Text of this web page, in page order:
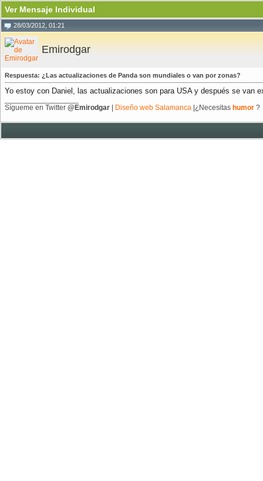
Ver Mensaje Individual
28/03/2012, 01:21
Emirodgar
Respuesta: ¿Las actualizaciones de Panda son mundiales o van por zonas?
Yo estoy con Daniel, las actualizaciones son para USA y después se van
Sígueme en Twitter @Emirodgar Diseño web Salamanca |¿Necesitas humor ?